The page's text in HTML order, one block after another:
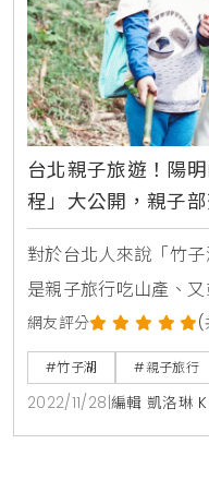
台北親子旅遊！陽
程」大公開，親子
首推蓬萊米故事館
禮，讓小朋友玩到
對於台北人來說「竹
是親子旅行吃山產、
台北人的旅行、約會首
為了讓更多國人可以認
列的「親子旅遊推薦行
行、讓爸爸媽媽可以
網友評分 (
#竹子湖 #親子旅行
2022/11/28 編輯 凱洛琳